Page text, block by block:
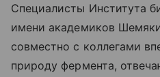
Специалисты Института
имени академиков
совместно с коллегами
природу фермента,